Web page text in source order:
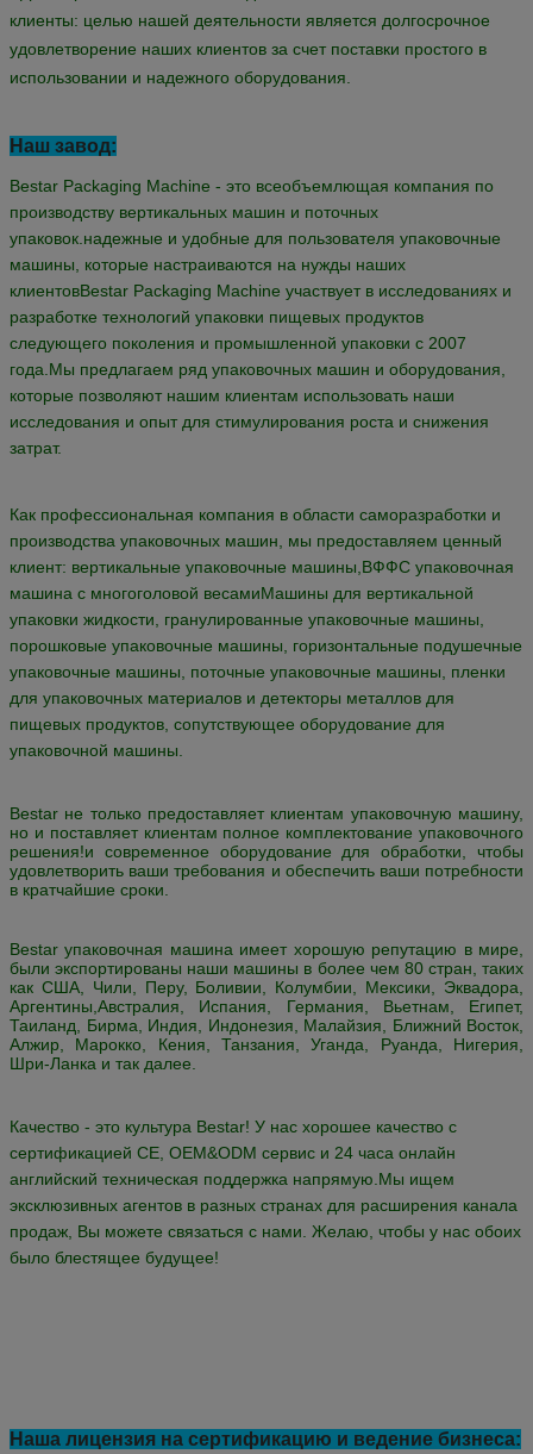
Почему выбрать Bestar:
• Более 12 лет опыта работы с упаковочными машинами.
• Проектирование машин и инновации в системе.
• Гибкость и профессионализм на заказ.
• Фабричная цена с высоким качеством и высокой
эффективностью машины, стоимость за деньги.
• Мы храним запасы электронных компонентов, сенсорных
дисплеев, двигателей и т.д. готовы к немедленной доставке.
• Предоставление индивидуальных услуг для специальных
заказов в соответствии со спецификациями.
удовлетворение наших клиентов за счет поставки простого в
использовании и надежного оборудования.
Наш завод:
Bestar Packaging Machine - это всеобъемлющая компания по
производству вертикальных машин и поточных
упаковок.надежные и удобные для пользователя упаковочные
машины, которые настраиваются на нужды наших
клиентовBestar Packaging Machine участвует в исследованиях и
следующего поколения и промышленной упаковки с 2007
года.Мы предлагаем ряд упаковочных машин и оборудования,
которые позволяют нашим клиентам использовать наши
исследования и опыт для стимулирования роста и снижения
Как профессиональная компания в области саморазработки и
производства упаковочных машин, мы предоставляем ценный
клиент: вертикальные упаковочные машины,ВФФС упаковочная
машина с многоголовой весамиМашины для вертикальной
порошковые упаковочные машины, горизонтальные подушечные
упаковочные машины, поточные упаковочные машины, пленки
для упаковочных материалов и детекторы металлов для
упаковочной машины.
были экспортированы наши машины в более чем 80 стран, таких